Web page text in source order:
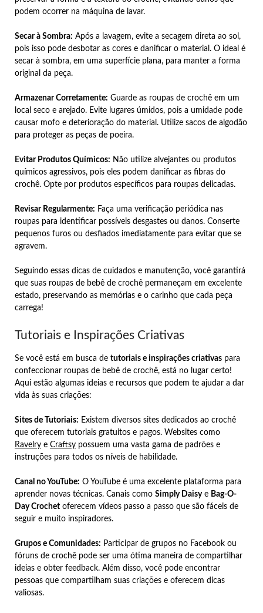
podem ocorrer na máquina de lavar.
Secar à Sombra: Após a lavagem, evite a secagem direta ao sol,
pois isso pode desbotar as cores e danificar o material. O ideal é
secar à sombra, em uma superfície plana, para manter a forma
original da peça.
Armazenar Corretamente: Guarde as roupas de crochê em um
local seco e arejado. Evite lugares úmidos, pois a umidade pode
causar mofo e deterioração do material. Utilize sacos de algodão
para proteger as peças de poeira.
Evitar Produtos Químicos: Não utilize alvejantes ou produtos
químicos agressivos, pois eles podem danificar as fibras do
crochê. Opte por produtos específicos para roupas delicadas.
Revisar Regularmente: Faça uma verificação periódica nas
roupas para identificar possíveis desgastes ou danos. Conserte
pequenos furos ou desfiados imediatamente para evitar que se
agravem.
Seguindo essas dicas de cuidados e manutenção, você garantirá
que suas roupas de bebê de crochê permaneçam em excelente
estado, preservando as memórias e o carinho que cada peça
carrega!
Tutoriais e Inspirações Criativas
Se você está em busca de tutoriais e inspirações criativas para
confeccionar roupas de bebê de crochê, está no lugar certo!
Aqui estão algumas ideias e recursos que podem te ajudar a dar
vida às suas criações:
Sites de Tutoriais: Existem diversos sites dedicados ao crochê
que oferecem tutoriais gratuitos e pagos. Websites como
Ravelry e Craftsy possuem uma vasta gama de padrões e
instruções para todos os níveis de habilidade.
Canal no YouTube: O YouTube é uma excelente plataforma para
aprender novas técnicas. Canais como Simply Daisye Bag-O-
Day Crochet oferecem vídeos passo a passo que são fáceis de
seguir e muito inspiradores.
Grupos e Comunidades: Participar de grupos no Facebook ou
fóruns de crochê pode ser uma ótima maneira de compartilhar
ideias e obter feedback. Além disso, você pode encontrar
pessoas que compartilham suas criações e oferecem dicas
valiosas.